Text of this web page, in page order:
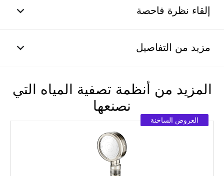
إلقاء نظرة فاحصة
مزيد من التفاصيل
المزيد من أنظمة تصفية المياه التي
نصنعها
العروض الساخنة